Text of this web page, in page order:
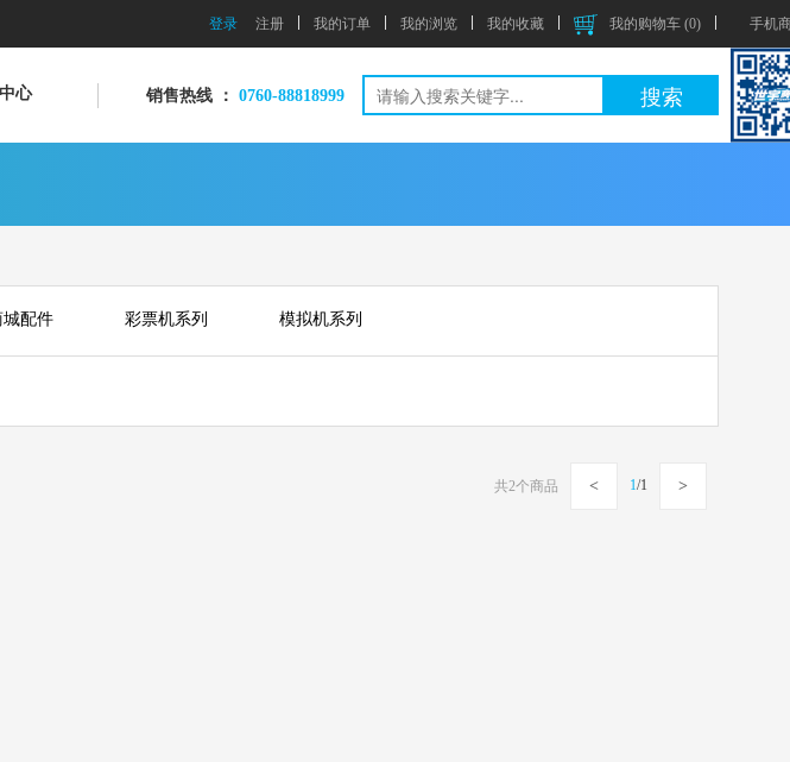
登录 注册 我的订单 我的浏览 我的收藏 我的购物车 (0) 手机
心 销售热线 ：0760-88818999 搜索
城配件 彩票机系列 模拟机系列
共2个商品 < 1/1 >